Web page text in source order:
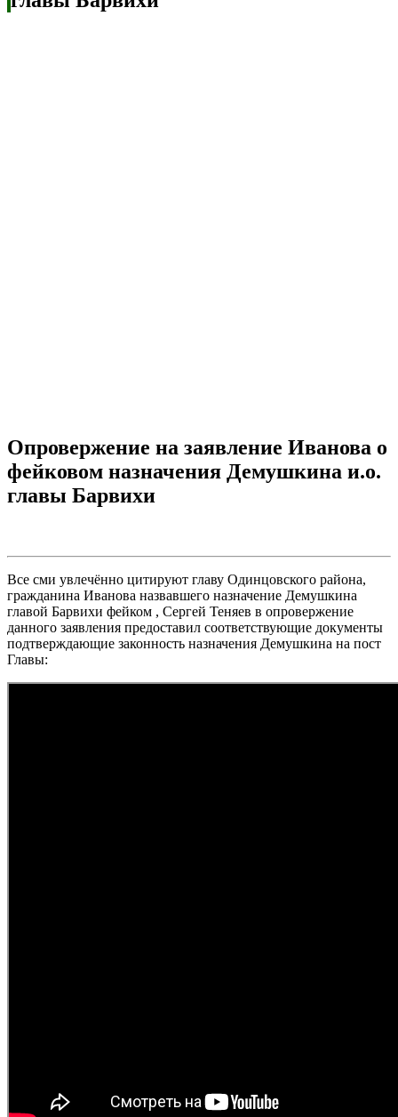
Опровержение на заявление Иванова о
фейковом назначения Демушкина и.о.
главы Барвихи
Все сми увлечённо цитируют главу Одинцовского района,
гражданина Иванова назвавшего назначение Демушкина
главой Барвихи фейком , Сергей Теняев в опровержение
данного заявления предоставил соответствующие документы
подтверждающие законность назначения Демушкина на пост
Главы: